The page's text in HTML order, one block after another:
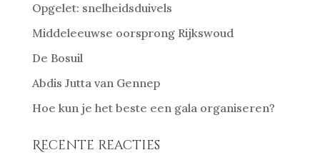
Opgelet: snelheidsduivels
Middeleeuwse oorsprong Rijkswoud
De Bosuil
Abdis Jutta van Gennep
Hoe kun je het beste een gala organiseren?
Recente reacties